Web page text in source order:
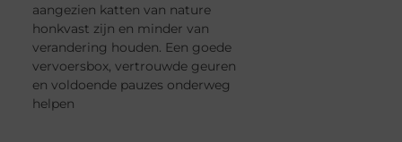
aangezien katten van nature
honkvast zijn en minder van
verandering houden. Een goede
vervoersbox, vertrouwde geuren
en voldoende pauzes onderweg
helpen